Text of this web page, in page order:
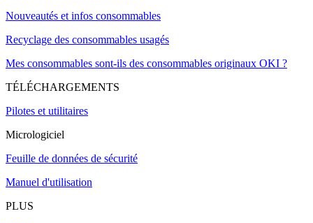
Nouveautés et infos consommables
Recyclage des consommables usagés
Mes consommables sont-ils des consommables originaux OKI ?
TÉLÉCHARGEMENTS
Pilotes et utilitaires
Micrologiciel
Feuille de données de sécurité
Manuel d'utilisation
PLUS